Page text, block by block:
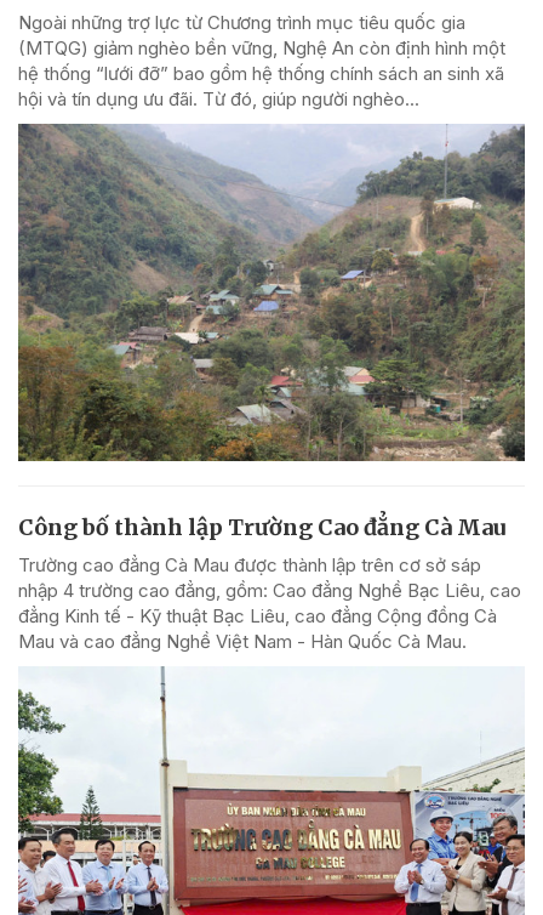
Ngoài những trợ lực từ Chương trình mục tiêu quốc gia
(MTQG) giảm nghèo bền vững, Nghệ An còn định hình một
hệ thống “lưới đỡ” bao gồm hệ thống chính sách an sinh xã
hội và tín dụng ưu đãi. Từ đó, giúp người nghèo...
Công bố thành lập Trường Cao đẳng Cà Mau
Trường cao đẳng Cà Mau được thành lập trên cơ sở sáp
nhập 4 trường cao đẳng, gồm: Cao đẳng Nghề Bạc Liêu, cao
đẳng Kinh tế - Kỹ thuật Bạc Liêu, cao đẳng Cộng đồng Cà
Mau và cao đẳng Nghề Việt Nam - Hàn Quốc Cà Mau.